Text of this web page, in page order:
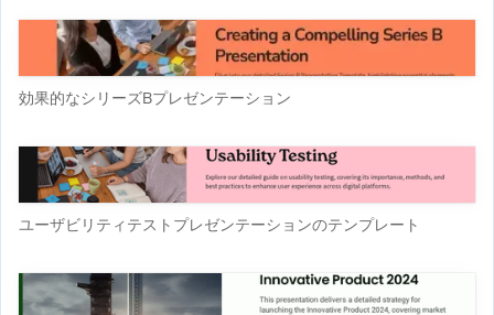
効果的なシリーズBプレゼンテーション
ユーザビリティテストプレゼンテーションのテンプレート